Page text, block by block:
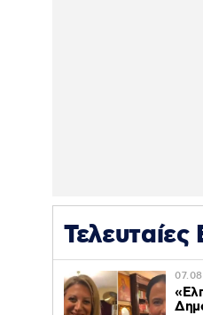
Τελευταίες